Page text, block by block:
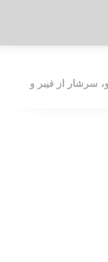
سرشار از فیبر و